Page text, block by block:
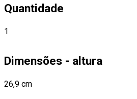
Quantidade
1
Dimensões - altura
26,9 cm